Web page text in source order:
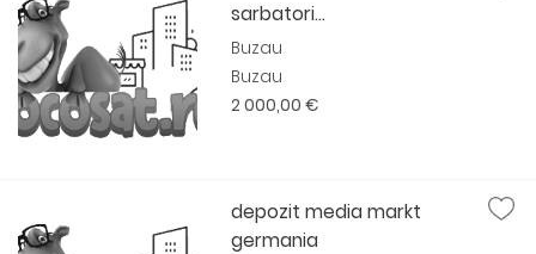
sarbatori...
Buzau
Buzau
2 000,00 €
depozit media markt
germania